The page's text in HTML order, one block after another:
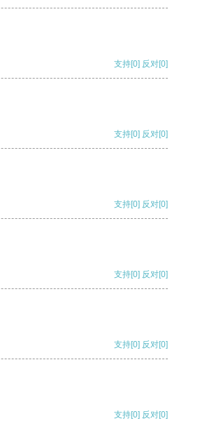
支持[0] 反对[0]
支持[0] 反对[0]
支持[0] 反对[0]
支持[0] 反对[0]
支持[0] 反对[0]
支持[0] 反对[0]